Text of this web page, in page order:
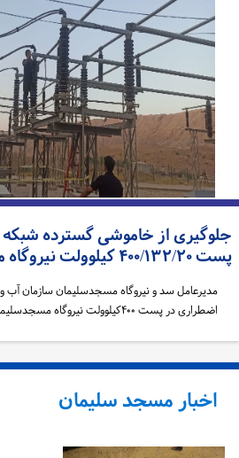
از خاموشی گسترده شبکه
کیلوولت نیروگاه مسجدسلیمان
مدیرعامل سد و نیروگاه مسجدسلیمان سازمان آب و
اضطراری در پست ۴۰۰کیلوولت نیروگاه مسجدسلیمان…
اخبار مسجد سلیمان